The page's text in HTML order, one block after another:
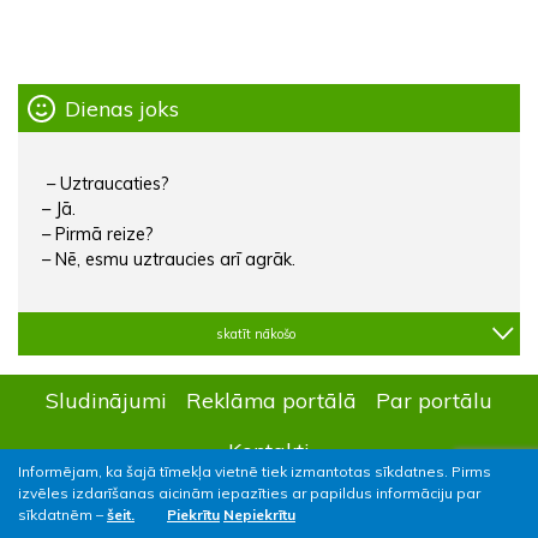
Informējam, ka šajā tīmekļa vietnē tiek izmantotas sīkdatnes. Pirms
izvēles izdarīšanas aicinām iepazīties ar papildus informāciju par
sīkdatnēm – šeit. Piekrītu Nepiekrītu
Dienas joks
– Uztraucaties?
– Jā.
– Pirmā reize?
– Nē, esmu uztraucies arī agrāk.
skatīt nākošo
Sludinājumi Reklāma portālā
Par portālu
Kontakti